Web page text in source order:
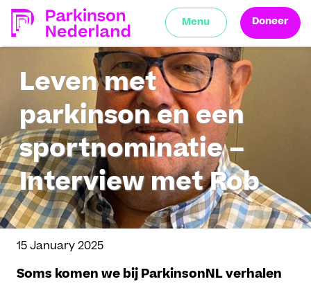
Menu Doneer
Leven met
parkinson en een
sportnominatie –
Interview met Rob
15 January 2025
Soms komen we bij ParkinsonNL verhalen